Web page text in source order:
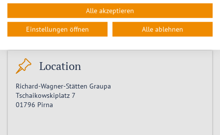
Zeitpunkt
Freitag 06.03.2026, 11:00 Sonntag 17.01.2027, 17:00
Location
Richard-Wagner-Stätten Graupa
Tschaikowskiplatz 7
01796 Pirna
Alle akzeptieren
Einstellungen öffnen Alle ablehnen